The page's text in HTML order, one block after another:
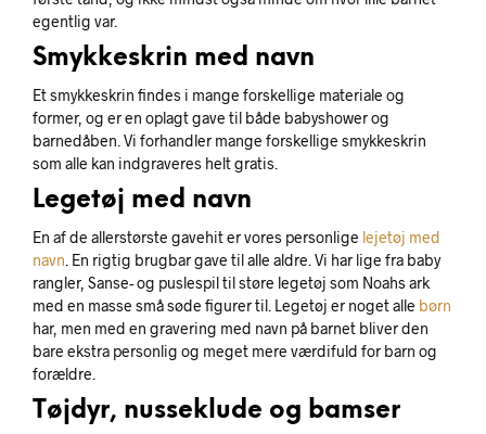
egentlig var.
Smykkeskrin med navn
Et smykkeskrin findes i mange forskellige materiale og
former, og er en oplagt gave til både babyshower og
barnedåben. Vi forhandler mange forskellige smykkeskrin
som alle kan indgraveres helt gratis.
Legetøj med navn
En af de allerstørste gavehit er vores personlige lejetøj med
navn . En rigtig brugbar gave til alle aldre. Vi har lige fra baby
rangler, Sanse- og puslespil til støre legetøj som Noahs ark
med en masse små søde figurer til. Legetøj er noget alle børn
har, men med en gravering med navn på barnet bliver den
bare ekstra personlig og meget mere værdifuld for barn og
forældre.
Tøjdyr, nusseklude og bamser